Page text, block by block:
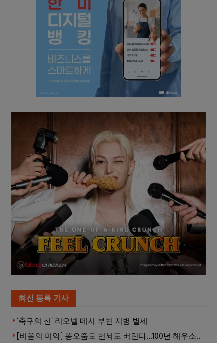
최신 등록 기사
‘축구의 신’ 리오넬 메시 부친 지병 별세
[비움의 미악] 똥오줌도 번뇌도 버린다…100년 해우소의 철학